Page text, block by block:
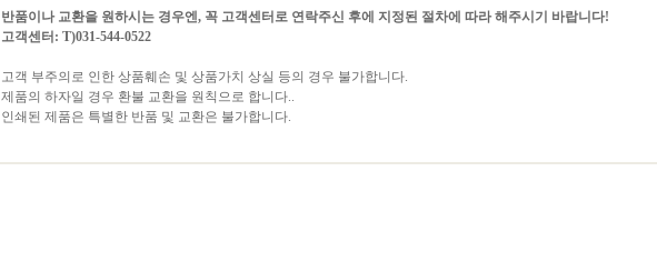
반품이나 교환을 원하시는 경우엔, 꼭 고객센터로 연락주신 후에 지정된 절차에 따라 해주시기 바랍니다!
고객센터: T)031-544-0522
고객 부주의로 인한 상품훼손 및 상품가치 상실 등의 경우 불가합니다.
제품의 하자일 경우 환불 교환을 원칙으로 합니다..
인쇄된 제품은 특별한 반품 및 교환은 불가합니다.